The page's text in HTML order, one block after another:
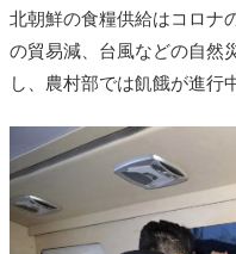
北朝鮮の食糧供給はコロナ
の貿易減、台風などの自然
し、農村部では飢餓が進行